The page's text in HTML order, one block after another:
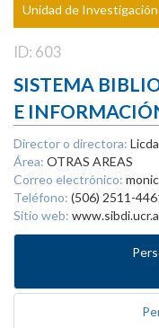
Unidad de Investigación
ID: 603
SISTEMA
E
Director o directora:
Área: OTRAS AREAS
Correo electrónico:
Teléfono: (506) 2511-
Sitio web: